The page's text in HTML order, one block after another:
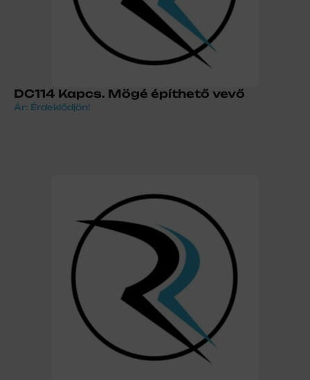
DC114 Kapcs. Mögé építhető vevő
Ár: Érdeklődjön!